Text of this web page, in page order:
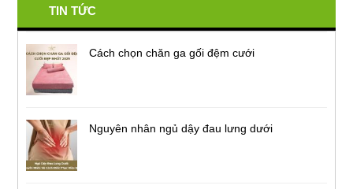
TIN TỨC
Cách chọn chăn ga gối đệm cưới
Nguyên nhân ngủ dậy đau lưng dưới